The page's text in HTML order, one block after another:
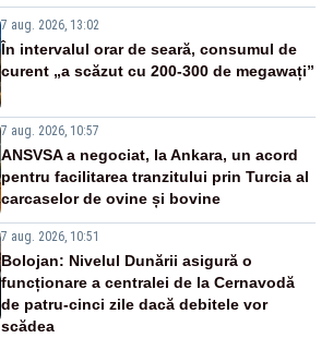
7 aug. 2026, 13:02
În intervalul orar de seară, consumul de
curent „a scăzut cu 200-300 de megawați”
7 aug. 2026, 10:57
ANSVSA a negociat, la Ankara, un acord
pentru facilitarea tranzitului prin Turcia al
carcaselor de ovine și bovine
7 aug. 2026, 10:51
Bolojan: Nivelul Dunării asigură o
funcționare a centralei de la Cernavodă
de patru-cinci zile dacă debitele vor
scădea